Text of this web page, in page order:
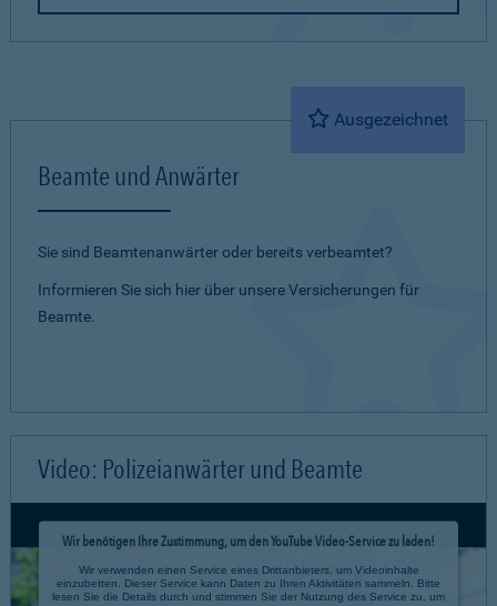
Ausgezeichnet
Beamte und Anwärter
Sie sind Beamtenanwärter oder bereits verbeamtet?
Informieren Sie sich hier über unsere Versicherungen für
Beamte.
Video: Polizeianwärter und Beamte
Wir benötigen Ihre Zustimmung, um den YouTube Video-Service zu laden!
Wir verwenden einen Service eines Drittanbieters, um Videoinhalte
einzubetten. Dieser Service kann Daten zu Ihren Aktivitäten sammeln. Bitte
lesen Sie die Details durch und stimmen Sie der Nutzung des Service zu, um